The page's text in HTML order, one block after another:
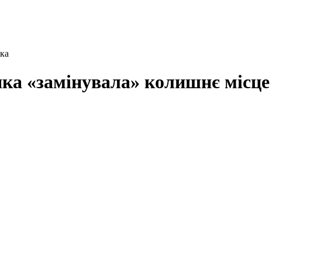
«замінувала» колишнє місце